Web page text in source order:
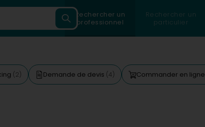
Rechercher un
professionnel
Rechercher un
particulier
(2) Demande de devis (4) Commander en ligne